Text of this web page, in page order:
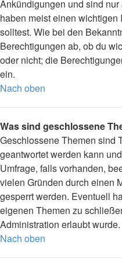
Ankündigungen und sind
haben meist einen
solltest. Wie bei den
Berechtigungen ab, ob du
oder nicht; die
ein.
Nach oben
Was sind geschlossene
Geschlossene Themen sind
geantwortet werden kann
Umfrage, falls vorhanden,
vielen Gründen durch einen
gesperrt werden. Eventuell
eigenen Themen zu
Administration erlaubt wurde.
Nach oben